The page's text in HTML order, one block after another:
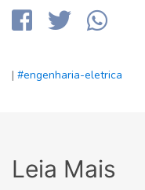
| #engenharia-eletrica
Leia Mais